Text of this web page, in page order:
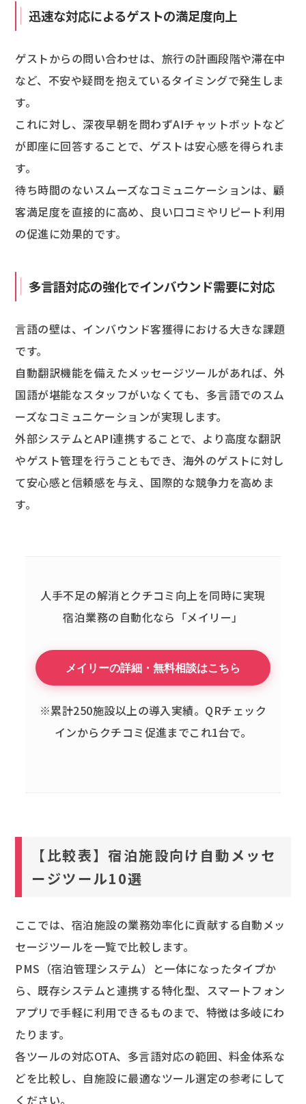
迅速な対応によるゲストの満足度向上
ゲストからの問い合わせは、旅行の計画段階や滞在中
など、不安や疑問を抱えているタイミングで発生しま
す。
これに対し、深夜早朝を問わずAIチャットボットなど
が即座に回答することで、ゲストは安心感を得られま
す。
待ち時間のないスムーズなコミュニケーションは、顧
客満足度を直接的に高め、良い口コミやリピート利用
の促進に効果的です。
多言語対応の強化でインバウンド需要に対応
言語の壁は、インバウンド客獲得における大きな課題
です。
自動翻訳機能を備えたメッセージツールがあれば、外
国語が堪能なスタッフがいなくても、多言語でのスム
ーズなコミュニケーションが実現します。
外部システムとAPI連携することで、より高度な翻訳
やゲスト管理を行うこともでき、海外のゲストに対し
て安心感と信頼感を与え、国際的な競争力を高めま
す。
人手不足の解消とクチコミ向上を同時に実現
宿泊業務の自動化なら「メイリー」
メイリーの詳細・無料相談はこちら
※累計250施設以上の導入実績。QRチェック
インからクチコミ促進までこれ1台で。
【比較表】宿泊施設向け自動メッセ
ージツール10選
ここでは、宿泊施設の業務効率化に貢献する自動メッ
セージツールを一覧で比較します。
PMS（宿泊管理システム）と一体になったタイプか
ら、既存システムと連携する特化型、スマートフォン
アプリで手軽に利用できるものまで、特徴は多岐にわ
たります。
各ツールの対応OTA、多言語対応の範囲、料金体系な
どを比較し、自施設に最適なツール選定の参考にして
ください。